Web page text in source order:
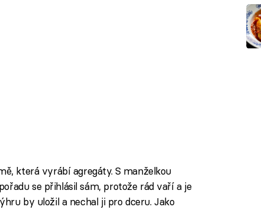
která vyrábí agregáty. S manželkou
se přihlásil sám, protože rád vaří a je
by uložil a nechal ji pro dceru. Jako